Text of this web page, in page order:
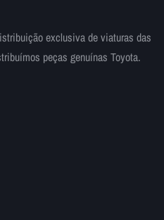
exclusiva de viaturas das
peças genuínas Toyota.